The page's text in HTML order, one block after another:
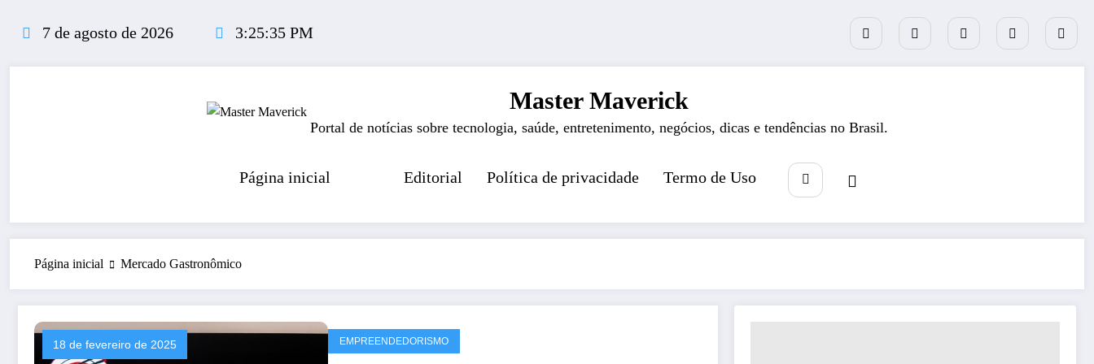
conteúdo
7 de agosto de 2026 3:25:36 PM
Master Maverick
Portal de notícias sobre tecnologia, saúde, entretenimento, negócios, dicas e tendências no Brasil.
Página inicial Editorial Política de privacidade Termo de Uso
Página inicial Mercado Gastronômico
18 de fevereiro de 2025 EMPREENDEDORISMO